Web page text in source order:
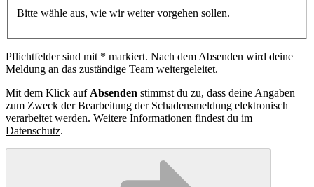
Bitte wähle aus, wie wir weiter vorgehen sollen.
Pflichtfelder sind mit * markiert. Nach dem Absenden wird deine
Meldung an das zuständige Team weitergeleitet.
Mit dem Klick auf Absenden stimmst du zu, dass deine Angaben
zum Zweck der Bearbeitung der Schadensmeldung elektronisch
verarbeitet werden. Weitere Informationen findest du im
Datenschutz.